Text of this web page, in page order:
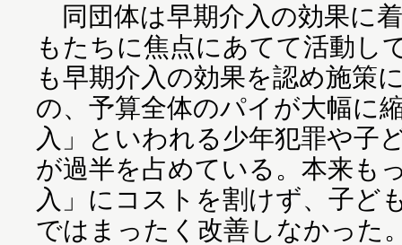
同団体は早期介入の効果に
もたちに焦点にあてて活動し
も早期介入の効果を認め施策
の、予算全体のパイが大幅に
入」といわれる少年犯罪や子
が過半を占めている。本来も
入」にコストを割けず、子ど
ではまったく改善しなかった